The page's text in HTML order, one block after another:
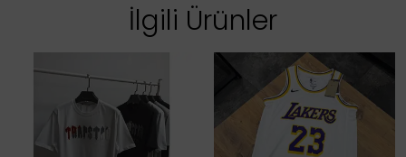
İlgili Ürünler